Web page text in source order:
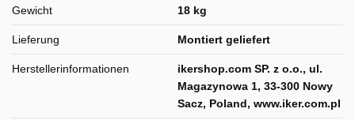
Gewicht 18 kg
Lieferung Montiert geliefert
Herstellerinformationen
ikershop.com SP. z o.o., ul.
Magazynowa 1, 33-300 Nowy
Sacz, Poland, www.iker.com.pl